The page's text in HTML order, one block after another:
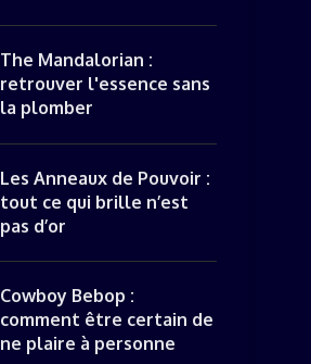
The Mandalorian :
retrouver l'essence sans
la plomber
Les Anneaux de Pouvoir :
tout ce qui brille n’est
pas d’or
Cowboy Bebop :
comment être certain de
ne plaire à personne